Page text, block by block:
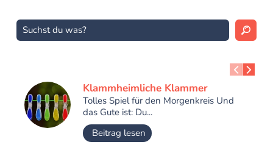
Klammheimliche Klammer
Tolles Spiel für den Morgenkreis Und
das Gute ist: Du...
Beitrag lesen